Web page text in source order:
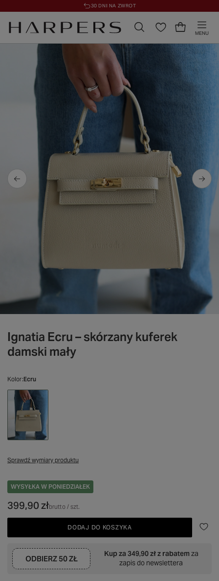
30 DNI NA ZWROT
MENU
Ignatia Ecru – skórzany kuferek
damski mały
Kolor Ecru
Sprawdź wymiary produktu
WYSYŁKA W PONIEDZIAŁEK
399,90 złbrutto/szt.
DODAJ DO KOSZYKA
ODBIERZ 50 ZŁ
Kup za 349,90 złz rabatem za
zapis do newslettera